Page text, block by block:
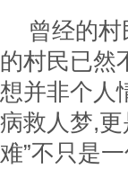
曾经的
的村民已然
想并非个人
病救人梦,
难”不只是